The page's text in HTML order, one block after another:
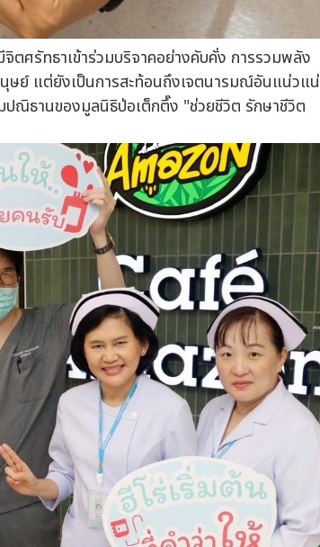
ศรัทธาเข้าร่วมบริจาคอย่างคับคั่ง การรวมพลัง
ษย์ แต่ยังเป็นการสะท้อนถึงเจตนารมณ์อันแน่วแน่
ปณิธานของมูลนิธิป่อเต็กตึ๊ง "ช่วยชีวิต รักษาชีวิต